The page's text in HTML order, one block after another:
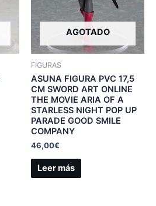
AGOTADO
FIGURAS
ASUNA FIGURA PVC 17,5
CM SWORD ART ONLINE
THE MOVIE ARIA OF A
STARLESS NIGHT POP UP
PARADE GOOD SMILE
COMPANY
46,00€
Leer más